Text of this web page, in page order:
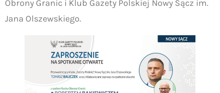
Obrony Granic i Klub Gazety Polskiej Nowy Sącz im.
Jana Olszewskiego.